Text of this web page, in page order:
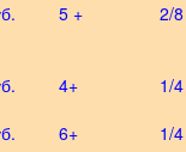
5 +
4+
6+
2/8
1/4
1/4